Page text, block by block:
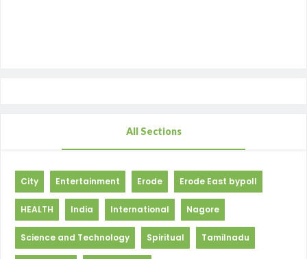
All Sections
City Entertainment Erode Erode East bypoll
HEALTH India International Nagore
Science and Technology Spiritual Tamilnadu